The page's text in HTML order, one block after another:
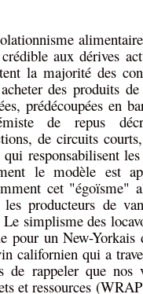
aux dérives
la majorité des
des produits
prédécoupées en
de repus
de circuits
responsabilisent
le modèle est
cet "égoïsme"
producteurs de
Le simplisme des
pour un New-
californien qui a
de rappeler que nos
et ressources